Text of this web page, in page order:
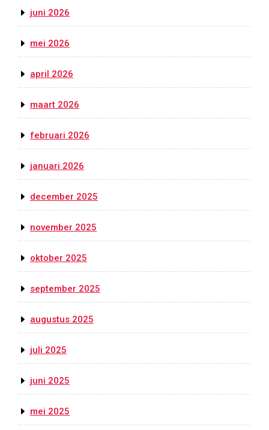
juni 2026
mei 2026
april 2026
maart 2026
februari 2026
januari 2026
december 2025
november 2025
oktober 2025
september 2025
augustus 2025
juli 2025
juni 2025
mei 2025